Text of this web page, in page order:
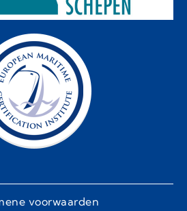
voorwaarden